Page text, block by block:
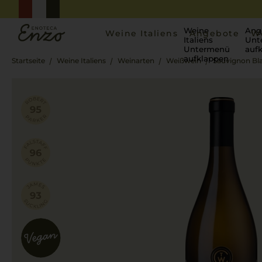
Weine Italiens
Weine
Italiens
Untermenü
aufklappen
Angebote
Startseite Weine Italiens Weinarten Weißwein Sauvignon